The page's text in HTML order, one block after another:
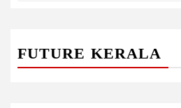
FUTURE KERALA